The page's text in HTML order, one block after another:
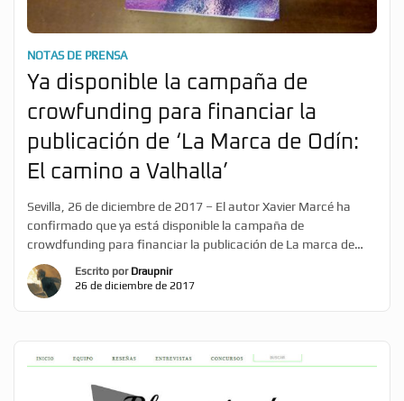
NOTAS DE PRENSA
Ya disponible la campaña de
crowfunding para financiar la
publicación de ‘La Marca de Odín:
El camino a Valhalla’
Sevilla, 26 de diciembre de 2017 – El autor Xavier Marcé ha
confirmado que ya está disponible la campaña de
crowdfunding para financiar la publicación de La marca de
Odín: El camino a Valhalla, la segunda entrega de su
innovadora saga literaria transmedia en la que la actualidad
se fusiona con la mitología nórdica y la […]
Escrito por Draupnir
26 de diciembre de 2017